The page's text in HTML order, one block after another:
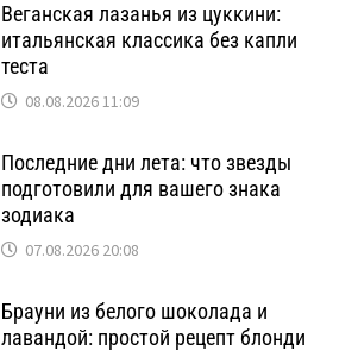
Веганская лазанья из цуккини:
итальянская классика без капли
теста
08.08.2026 11:09
Последние дни лета: что звезды
подготовили для вашего знака
зодиака
07.08.2026 20:08
Брауни из белого шоколада и
лавандой: простой рецепт блонди